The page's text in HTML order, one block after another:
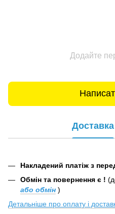
Додайте
Доставка
Накладений платіж з
Обмін та повернення є !
або обмін )
Детальніше про оплату і